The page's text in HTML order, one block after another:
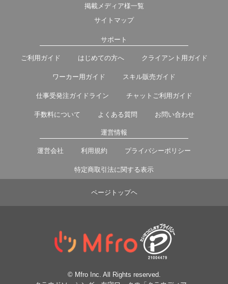
掲載メディア様一覧
サイトマップ
サポート
ご利用ガイド はじめての方へ クライアント用ガイド
ワーカー用ガイド スキル販売ガイド
仕事受発注ガイドライン チャットご利用ガイド
手数料について よくある質問 お問い合わせ
運営情報
運営会社 利用規約 プライバシーポリシー
特定商取引法に関する表示
ページトップヘ
© Mfro Inc. All Rights reserved.